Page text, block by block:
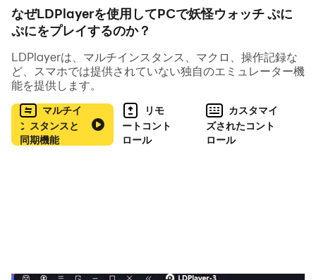
つなげると“でかぷに”に変化！
フィーバーやコンボで大ダメージのチャンス！
妖怪はそれぞれ必殺技を持っているから
うまく使って敵を倒そう。
敵の妖怪を倒すとともだちになることがあるよ。
なぜLDPlayerを使用してPCで妖怪ウォッチ ぷに
ぷにをプレイするのか？
LDPlayerは、マルチインスタンス、マクロ、操作記録な
ど、スマホでは提供されていない独自のエミュレーター機
能を提供します。
マルチイ
ンスタンスと
同期機能
リモ
ートコント
ロール
カスタマイ
ズされたコント
ロール